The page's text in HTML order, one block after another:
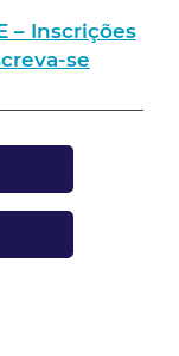
– Inscrições
se